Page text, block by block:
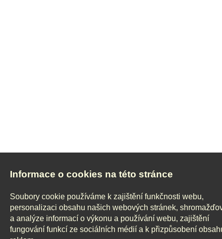
Informace o cookies na této stránce
Soubory cookie používáme k zajištění funkčnosti webu,
personalizaci obsahu našich webových stránek,
a analýze informací o výkonu a používání webu, zajištění
fungování funkcí ze sociálních médií a k přizpůsobení